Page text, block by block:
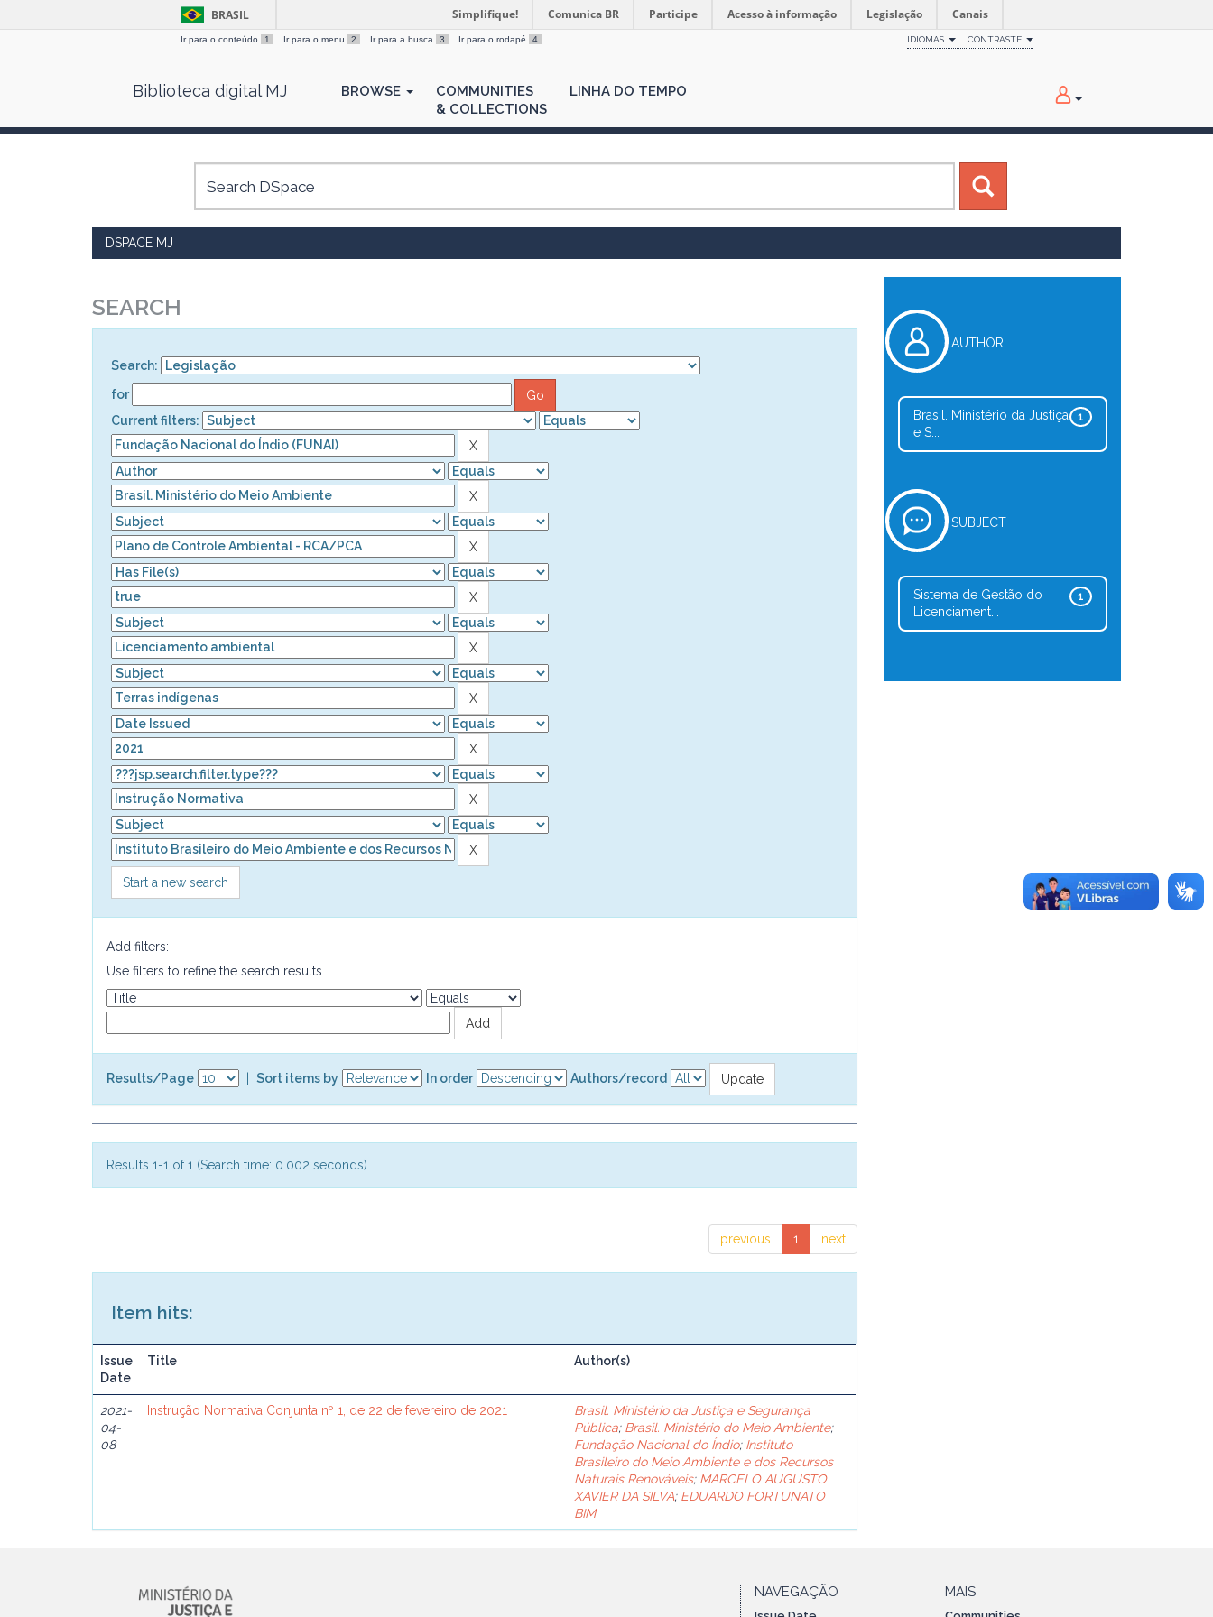
BRASIL Simplifique! Comunica BR Participe Acesso à informação Legislação Canais
Ir para o conteúdo 1 Ir para o menu 2 Ir para a busca 3 Ir para o rodapé 4 IDIOMAS CONTRASTE
Biblioteca digital MJ BROWSE
COMMUNITIES
& COLLECTIONS
LINHA DO TEMPO
DSPACE MJ
SEARCH
Search:
for
Current filters:
Start a new search
Add filters:
Use filters to refine the search results.
Results/Page Sort items by In order Authors/record
Results 1-1 of 1 (Search time: 0.002 seconds).
previous 1 next
Item hits:
Issue
Date
Title Author(s)
2021-
04-
08
Instrução Normativa Conjunta nº 1, de 22 de fevereiro de 2021
Brasil. Ministério da Justiça e Segurança
Pública; Brasil. Ministério do Meio Ambiente;
Fundação Nacional do Índio; Instituto
Brasileiro do Meio Ambiente e dos Recursos
Naturais Renováveis; MARCELO AUGUSTO
XAVIER DA SILVA; EDUARDO FORTUNATO
BIM
AUTHOR
1
Brasil. Ministério da Justiça
e S...
SUBJECT
1
Sistema de Gestão do
Licenciament...
NAVEGAÇÃO MAIS